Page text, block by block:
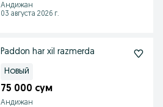
Андижан
03 августа 2026 г.
Paddon har xil razmerda
Новый
75 000 сум
Андижан